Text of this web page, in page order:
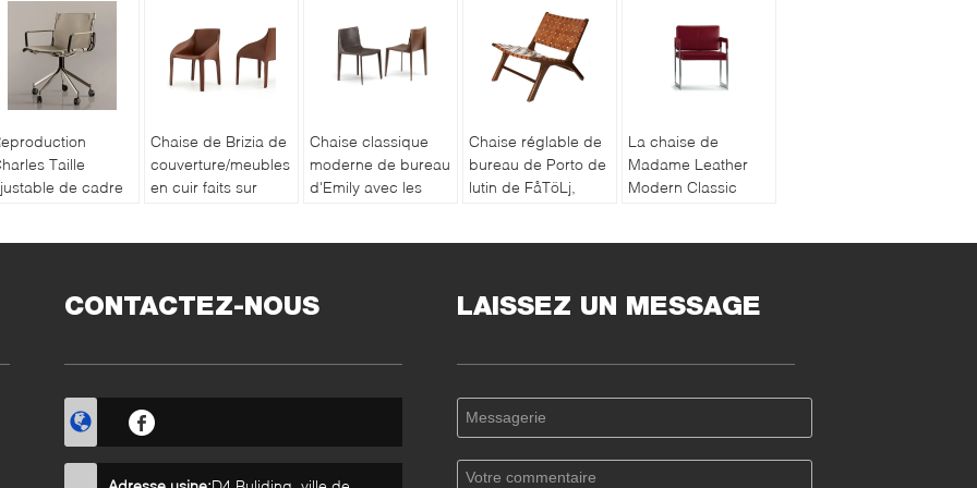
Taille
de cadre
Chaise de Brizia de
couverture/meubles
en cuir faits sur
Chaise classique
moderne de bureau
d'Emily avec les
Chaise réglable de
bureau de Porto de
lutin de FåTöLj,
La chaise de
Madame Leather
Modern Classic
CONTACTEZ-NOUS LAISSEZ UN MESSAGE